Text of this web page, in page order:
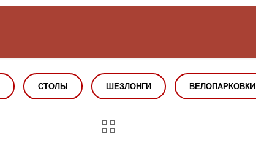
СТОЛЫ ШЕЗЛОНГИ ВЕЛОПАРКОВКИ